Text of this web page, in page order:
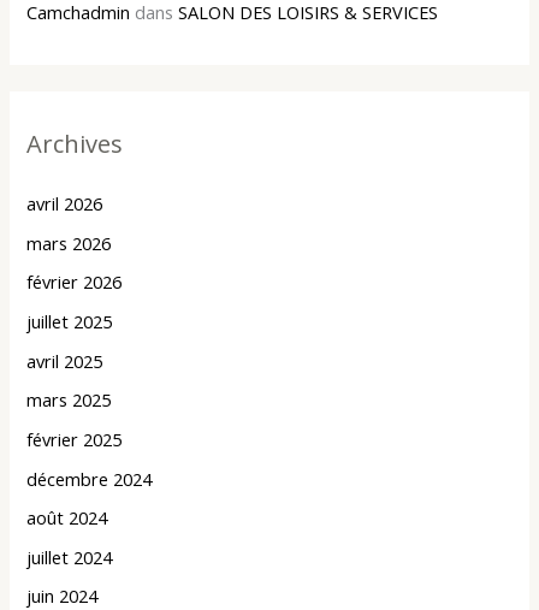
Camchadmin dansSALON DES LOISIRS & SERVICES
Archives
avril 2026
mars 2026
février 2026
juillet 2025
avril 2025
mars 2025
février 2025
décembre 2024
août 2024
juillet 2024
juin 2024